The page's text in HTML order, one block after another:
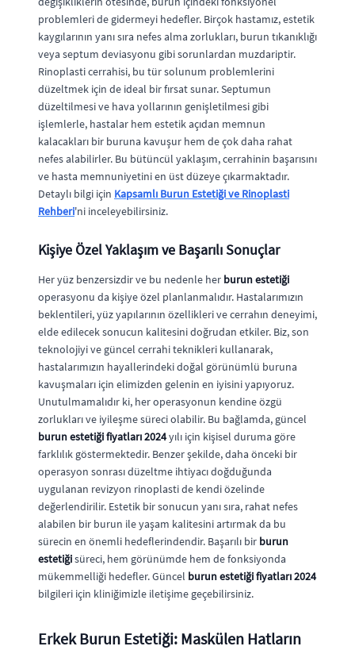
problemleri de gidermeyi hedefler. Birçok hastamız, estetik
kaygılarının yanı sıra nefes alma zorlukları, burun tıkanıklığı
veya septum deviasyonu gibi sorunlardan muzdariptir.
Rinoplasti cerrahisi, bu tür solunum problemlerini
düzeltmek için de ideal bir fırsat sunar. Septumun
düzeltilmesi ve hava yollarının genişletilmesi gibi
işlemlerle, hastalar hem estetik açıdan memnun
kalacakları bir buruna kavuşur hem de çok daha rahat
nefes alabilirler. Bu bütüncül yaklaşım, cerrahinin başarısını
ve hasta memnuniyetini en üst düzeye çıkarmaktadır.
Detaylı bilgi için Kapsamlı Burun Estetiği ve Rinoplasti
Rehberi'ni inceleyebilirsiniz.
Kişiye Özel Yaklaşım ve Başarılı Sonuçlar
Her yüz benzersizdir ve bu nedenle her burun estetiği
operasyonu da kişiye özel planlanmalıdır. Hastalarımızın
beklentileri, yüz yapılarının özellikleri ve cerrahın deneyimi,
elde edilecek sonucun kalitesini doğrudan etkiler. Biz, son
teknolojiyi ve güncel cerrahi teknikleri kullanarak,
hastalarımızın hayallerindeki doğal görünümlü buruna
kavuşmaları için elimizden gelenin en iyisini yapıyoruz.
Unutulmamalıdır ki, her operasyonun kendine özgü
zorlukları ve iyileşme süreci olabilir. Bu bağlamda, güncel
burun estetiği fiyatları 2024yılı için kişisel duruma göre
farklılık göstermektedir. Benzer şekilde, daha önceki bir
operasyon sonrası düzeltme ihtiyacı doğduğunda
uygulanan revizyon rinoplasti de kendi özelinde
değerlendirilir. Estetik bir sonucun yanı sıra, rahat nefes
alabilen bir burun ile yaşam kalitesini artırmak da bu
sürecin en önemli hedeflerindendir. Başarılı bir burun
estetiğisüreci, hem görünümde hem de fonksiyonda
mükemmelliği hedefler. Güncel burun estetiği fiyatları 2024
bilgileri için kliniğimizle iletişime geçebilirsiniz.
Erkek Burun Estetiği: Maskülen Hatların